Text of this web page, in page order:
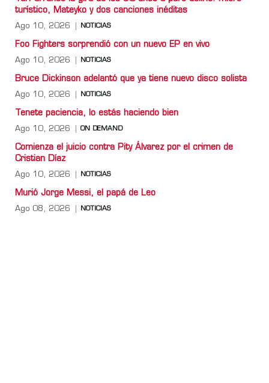
turístico, Mateyko y dos canciones inéditas
Ago 10, 2026 NOTICIAS
Foo Fighters sorprendió con un nuevo EP en vivo
Ago 10, 2026 NOTICIAS
Bruce Dickinson adelantó que ya tiene nuevo disco solista
Ago 10, 2026 NOTICIAS
Tenete paciencia, lo estás haciendo bien
Ago 10, 2026 ON DEMAND
Comienza el juicio contra Pity Álvarez por el crimen de
Cristian Díaz
Ago 10, 2026 NOTICIAS
Murió Jorge Messi, el papá de Leo
Ago 08, 2026 NOTICIAS